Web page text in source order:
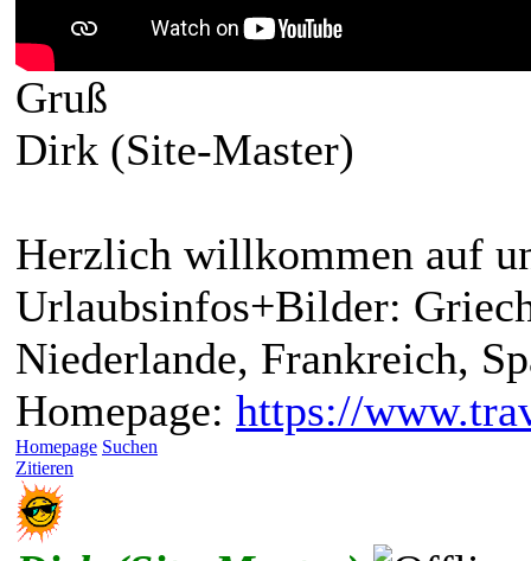
Gruß
Dirk (Site-Master)
Herzlich willkommen auf
Urlaubsinfos+Bilder:
Niederlande, Frankreich,
Homepage: https://
Homepage Suchen
Zitieren